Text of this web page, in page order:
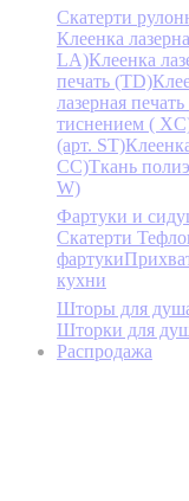
Скатерти
Клеенка
LA)Клеенка
печать (TD)
лазерная
тиснением (
(арт. ST)
CC)Ткань
W)
Фартуки и
Скатерти
фартуки
кухни
Шторы для
Шторки для
Распродажа